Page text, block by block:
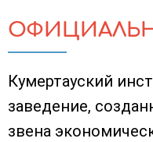
Кумертауский
заведение,
звена